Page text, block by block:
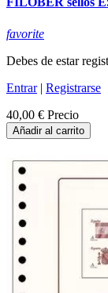
favorite
Debes de estar
Entrar| Registrarse
40,00 € Precio
Añadir al carrito